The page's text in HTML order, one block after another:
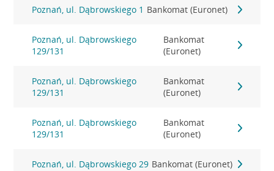
Poznań, ul. Dąbrowskiego 1 Bankomat (Euronet)
Poznań, ul. Dąbrowskiego
129/131
Bankomat
(Euronet)
Poznań, ul. Dąbrowskiego
129/131
Bankomat
(Euronet)
Poznań, ul. Dąbrowskiego
129/131
Bankomat
(Euronet)
Poznań, ul. Dąbrowskiego 29 Bankomat (Euronet)